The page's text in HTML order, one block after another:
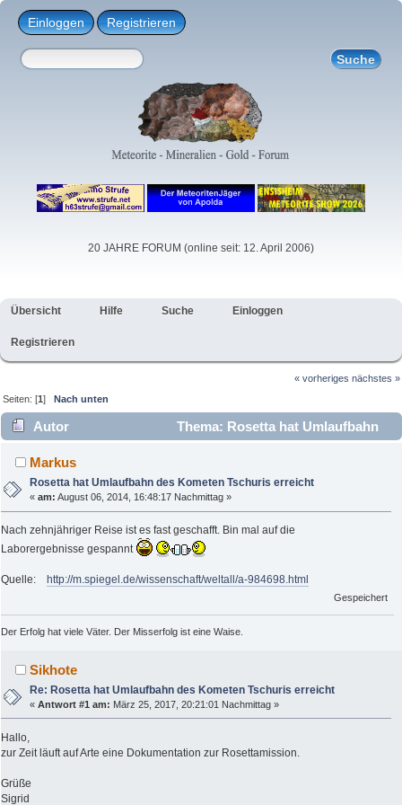
Einloggen Registrieren
20 JAHRE FORUM (online seit: 12. April 2006)
Übersicht Hilfe Suche Einloggen
Registrieren
« vorheriges nächstes »
Seiten: [1]Nach unten
Autor
Thema: Rosetta hat Umlaufbahn
des Kometen Tschuris erreicht (Gelesen 2799 mal)
Markus
Rosetta hat Umlaufbahn des Kometen Tschuris erreicht
«am: August 06, 2014, 16:48:17 Nachmittag »
Nach zehnjähriger Reise ist es fast geschafft. Bin mal auf die
Laborergebnisse gespannt
Quelle: http://m.spiegel.de/wissenschaft/weltall/a-984698.html
Gespeichert
Der Erfolg hat viele Väter. Der Misserfolg ist eine Waise.
Sikhote
Re: Rosetta hat Umlaufbahn des Kometen Tschuris erreicht
«Antwort #1 am: März 25, 2017, 20:21:01 Nachmittag »
Hallo,
zur Zeit läuft auf Arte eine Dokumentation zur Rosettamission.
Grüße
Sigrid